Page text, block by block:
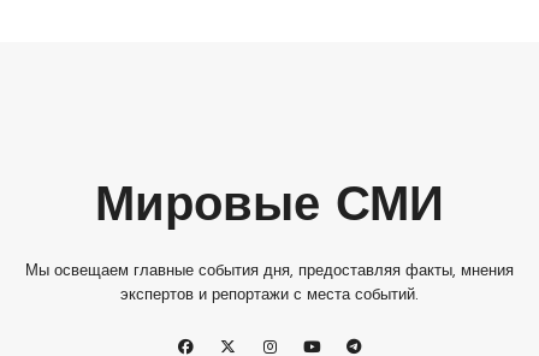
Мировые СМИ
Мы освещаем главные события дня, предоставляя факты, мнения
экспертов и репортажи с места событий.